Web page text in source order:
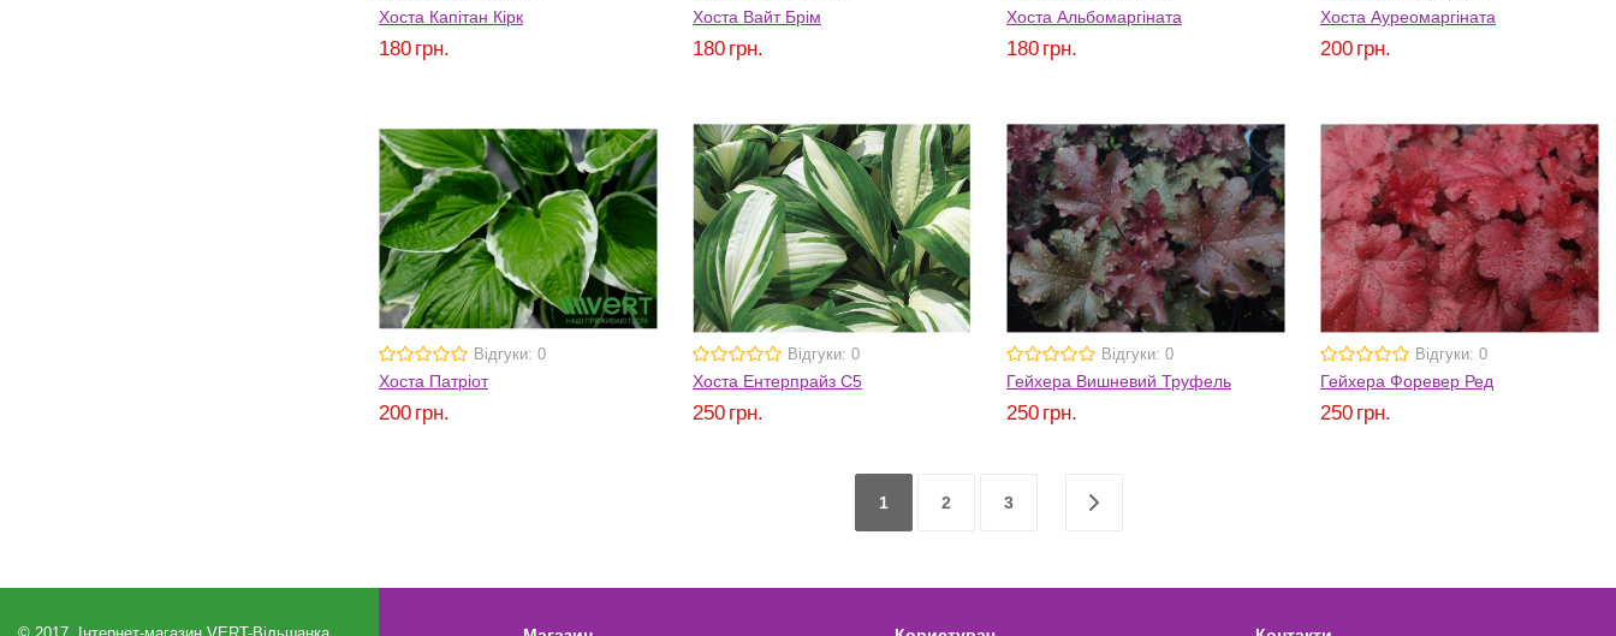
Хоста Капітан Кірк
180 грн.
Хоста Вайт Брім
180 грн.
Хоста Альбомаргіната
180 грн.
Хоста Ауреомаргіната
200 грн.
Відгуки: 0
Хоста Патріот
200 грн.
Відгуки: 0
Хоста Ентерпрайз С5
250 грн.
Відгуки: 0
Гейхера Вишневий Труфель
250 грн.
Відгуки: 0
Гейхера Форевер Ред
250 грн.
1 2 3